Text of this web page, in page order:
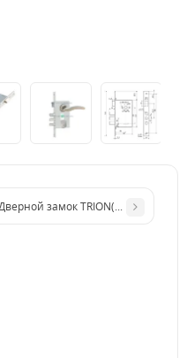
ручкой Partner026-AB для
замок